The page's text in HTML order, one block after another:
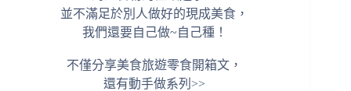
並不滿足於別人做好的現成美食，
我們還要自己做~自己種！
不僅分享美食旅遊零食開箱文，
還有動手做系列>>